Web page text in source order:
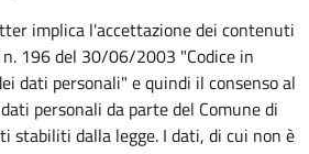
implica l'accettazione dei contenuti
196 del 30/06/2003 "Codice in
dati personali" e quindi il consenso al
personali da parte del Comune di
stabiliti dalla legge. I dati, di cui non è